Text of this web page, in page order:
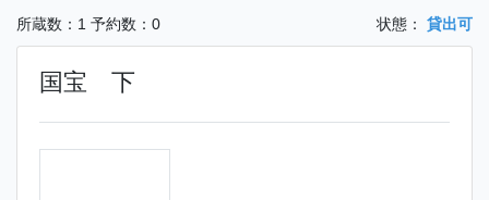
所蔵数：1 予約数：0 状態： 貸出可
国宝 下